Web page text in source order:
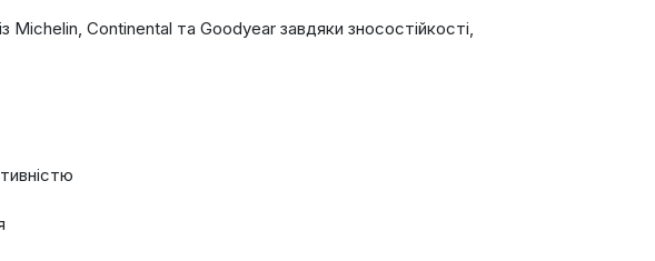
Michelin, Continental та Goodyear завдяки зносостійкості,